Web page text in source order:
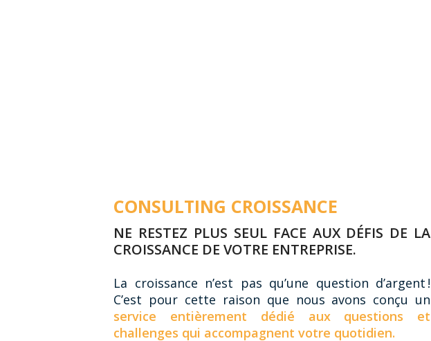
CONSULTING CROISSANCE
NE RESTEZ PLUS SEUL FACE AUX DÉFIS DE LA
CROISSANCE DE VOTRE ENTREPRISE.
La croissance n’est pas qu’une question d’argent !
C’est pour cette raison que nous avons conçu un
service entièrement dédié aux questions et
challenges qui accompagnent votre quotidien.